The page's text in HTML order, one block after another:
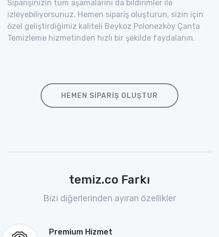
Siparişinizin tüm aşamalarını da bildirimler ile
izleyebiliyorsunuz. Hemen sipariş oluşturun, sizin için
özel geliştirdiğimiz kaliteli Beykoz Polonezköy Çanta
Temizleme hizmetinden hızlı bir şekilde faydalanın.
HEMEN SIPARIŞ OLUŞTUR
temiz.co Farkı
Bizi diğerlerinden ayıran özellikler
Premium Hizmet